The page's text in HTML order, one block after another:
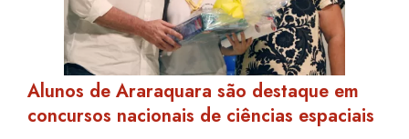
Alunos de Araraquara são destaque em
concursos nacionais de ciências espaciais